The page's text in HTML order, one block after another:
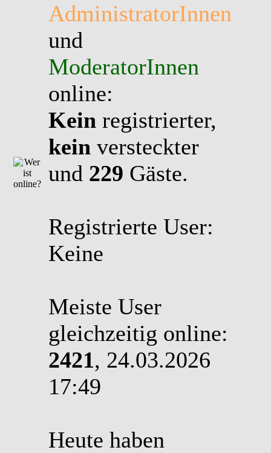
AdministratorInnen
und
ModeratorInnen
online:
Kein registrierter,
kein versteckter
und 229 Gäste.
Registrierte User:
Keine
Meiste User
gleichzeitig online:
2421, 24.03.2026
17:49
Heute haben